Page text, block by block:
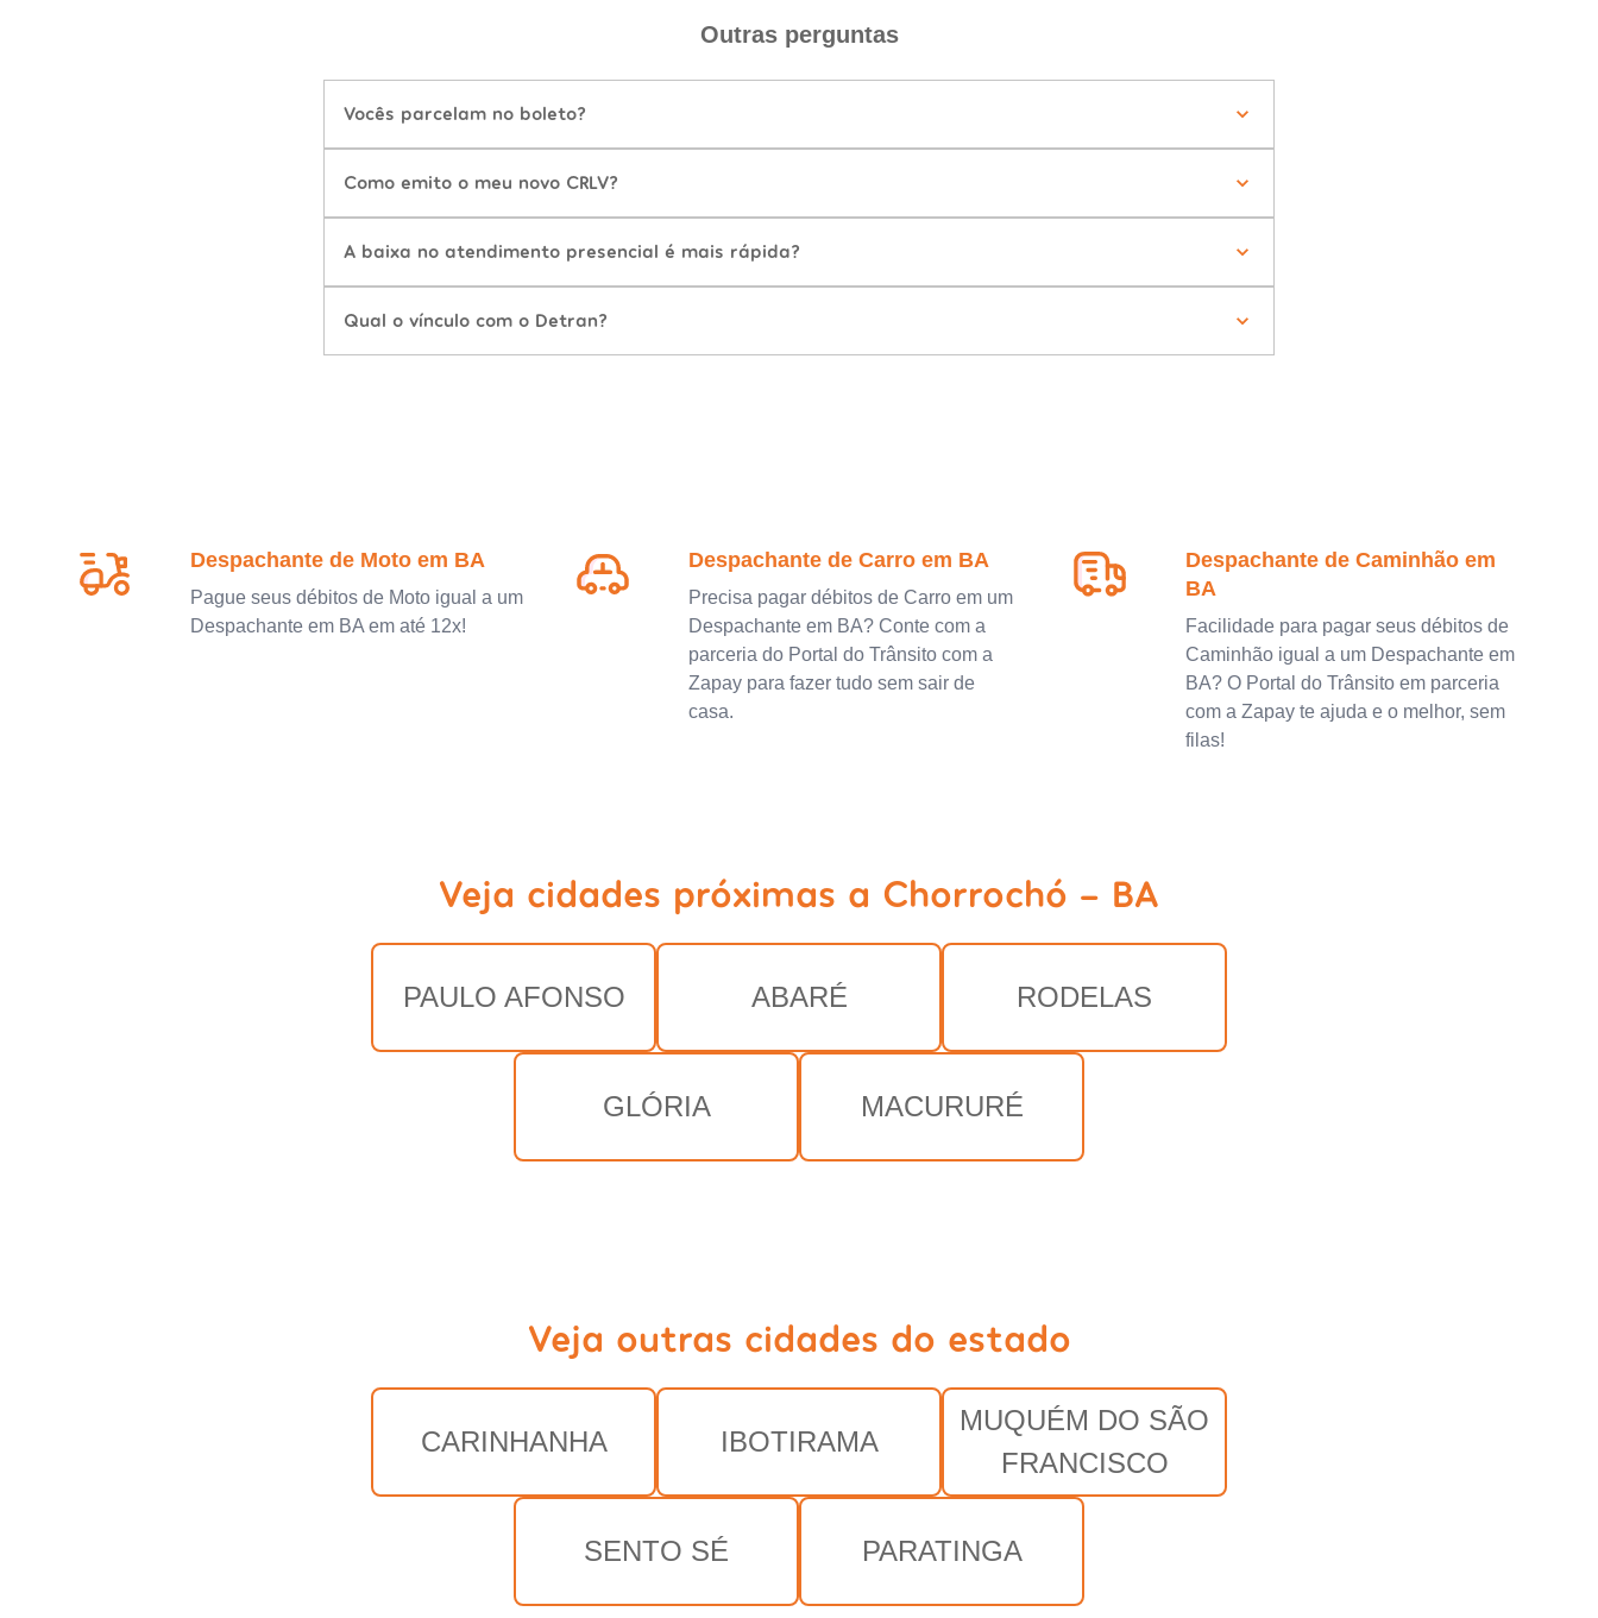
Outras perguntas
Vocês parcelam no boleto?
Como emito o meu novo CRLV?
A baixa no atendimento presencial é mais rápida?
Qual o vínculo com o Detran?
Despachante de Moto em BA
Pague seus débitos de Moto igual a um
Despachante em BA em até 12x!
Despachante de Carro em BA
Precisa pagar débitos de Carro em um
Despachante em BA? Conte com a
parceria do Portal do Trânsito com a
Zapay para fazer tudo sem sair de
casa.
Despachante de Caminhão em
BA
Facilidade para pagar seus débitos de
Caminhão igual a um Despachante em
BA? O Portal do Trânsito em parceria
com a Zapay te ajuda e o melhor, sem
filas!
Veja cidades próximas a Chorrochó - BA
PAULO AFONSO ABARÉ RODELAS
GLÓRIA MACURURÉ
Veja outras cidades do estado
CARINHANHA IBOTIRAMA
MUQUÉM DO SÃO
FRANCISCO
SENTO SÉ PARATINGA